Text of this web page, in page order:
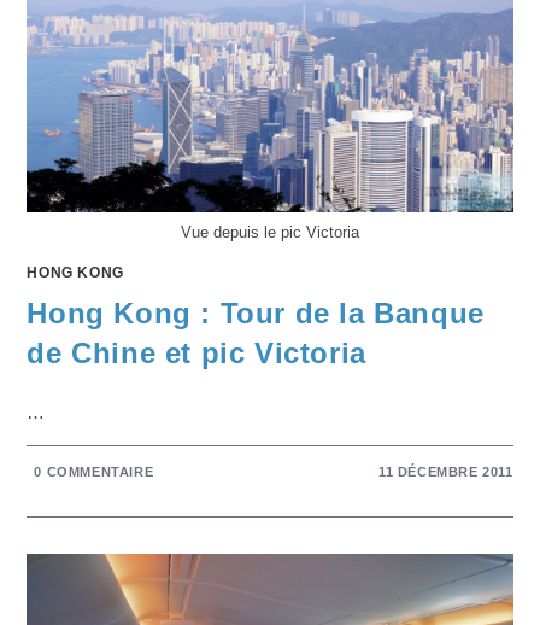
Vue depuis le pic Victoria
HONG KONG
Hong Kong : Tour de la Banque
de Chine et pic Victoria
…
0 COMMENTAIRE 11 DÉCEMBRE 2011